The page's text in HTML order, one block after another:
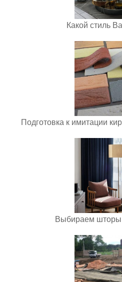
Какой стиль
Подготовка к имитации
Выбираем шторы